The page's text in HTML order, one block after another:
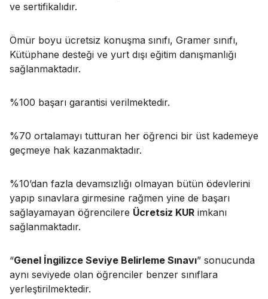
ve sertifikalıdır.
Ömür boyu ücretsiz konuşma sınıfı, Gramer sınıfı,
Kütüphane desteği ve yurt dışı eğitim danışmanlığı
sağlanmaktadır.
%100 başarı garantisi verilmektedir.
%70 ortalamayı tutturan her öğrenci bir üst kademeye
geçmeye hak kazanmaktadır.
%10’dan fazla devamsızlığı olmayan bütün ödevlerini
yapıp sınavlara girmesine rağmen yine de başarı
sağlayamayan öğrencilere Ücretsiz KUR imkanı
sağlanmaktadır.
“Genel İngilizce Seviye Belirleme Sınavı” sonucunda
aynı seviyede olan öğrenciler benzer sınıflara
yerleştirilmektedir.